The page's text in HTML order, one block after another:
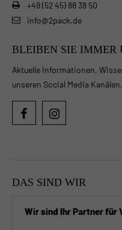
+49 (52 45) 88 38 50
info@2pack.de
BLEIBEN SIE IMMER
Aktuelle Informationen,
unseren Social Media
DAS SIND WIR
Wir sind Ihr Partner für